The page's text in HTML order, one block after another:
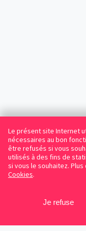
Le présent site Internet
nécessaires au bon
être refusés si vous
utilisés à des fins de
si vous le souhaitez. Plus
Cookies.
Je refuse